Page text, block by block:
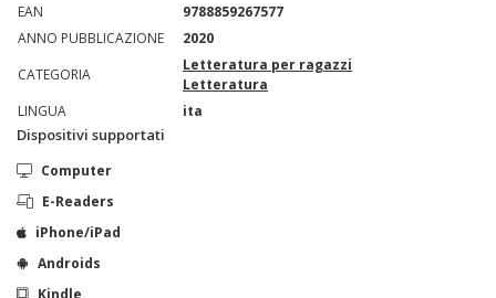
EAN
9788859267577
ANNO PUBBLICAZIONE
2020
CATEGORIA
Letteratura per ragazzi
Letteratura
LINGUA
ita
Dispositivi supportati
Computer
E-Readers
iPhone/iPad
Androids
Kindle